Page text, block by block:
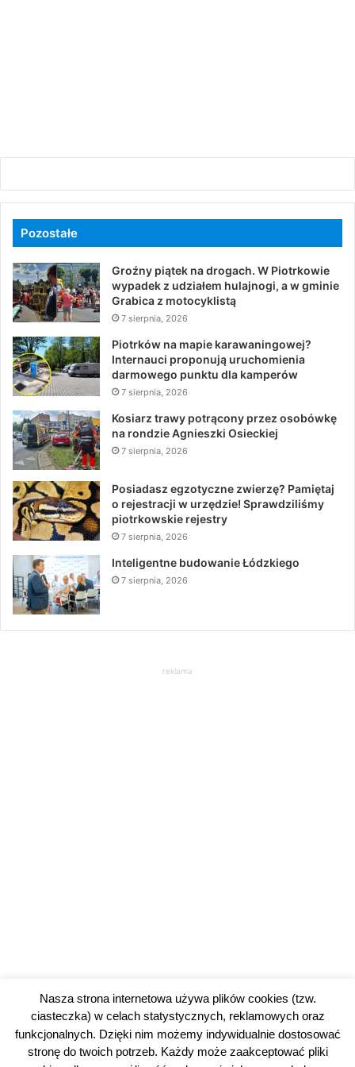
Pozostałe
Groźny piątek na drogach. W Piotrkowie
wypadek z udziałem hulajnogi, a w gminie
Grabica z motocyklistą
7 sierpnia, 2026
Piotrków na mapie karawaningowej?
Internauci proponują uruchomienia
darmowego punktu dla kamperów
7 sierpnia, 2026
Kosiarz trawy potrącony przez osobówkę
na rondzie Agnieszki Osieckiej
7 sierpnia, 2026
Posiadasz egzotyczne zwierzę? Pamiętaj
o rejestracji w urzędzie! Sprawdziliśmy
piotrkowskie rejestry
7 sierpnia, 2026
Inteligentne budowanie Łódzkiego
7 sierpnia, 2026
reklama
Nasza strona internetowa używa plików cookies (tzw.
ciasteczka) w celach statystycznych, reklamowych oraz
funkcjonalnych. Dzięki nim możemy indywidualnie dostosować
stronę do twoich potrzeb. Każdy może zaakceptować pliki